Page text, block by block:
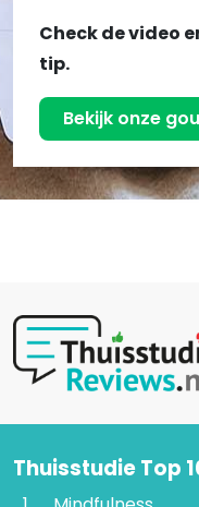
Check de video
tip.
Bekijk onze
Thuisstudie Top